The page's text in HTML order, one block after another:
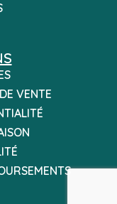
VENTE